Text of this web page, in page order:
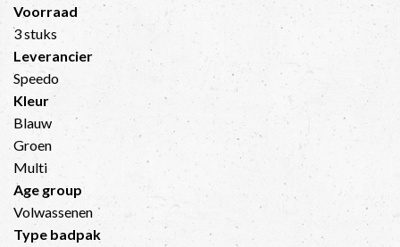
Voorraad
3 stuks
Leverancier
Speedo
Kleur
Blauw
Groen
Multi
Age group
Volwassenen
Type badpak